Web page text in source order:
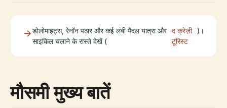
डोलोमाइट्स, रेनॉन पठार और कई लंबी पैदल यात्रा और
साइकिल चलाने के रास्ते देखें (
द क्रेज़ी
टूरिस्ट
)।
मौसमी मुख्य बातें